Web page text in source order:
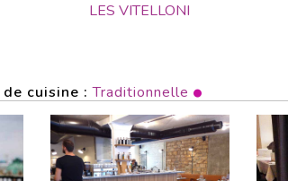
LES VITELLONI
cuisine :Traditionnelle